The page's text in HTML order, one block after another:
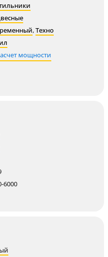
,Техно
мощности
6000